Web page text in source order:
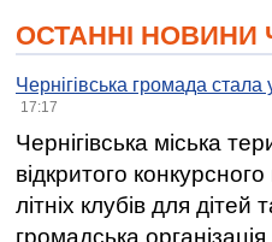
ОСТАННІ НОВИНИ
Чернігівська громада
17:17
Чернігівська міська
відкритого
літніх клубів для дітей
громадська